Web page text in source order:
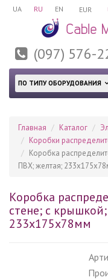
UA RU EN EUR
(097) 576-
ПО ТИПУ ОБОРУДОВАНИЯ
Главная Каталог
Коробки
Коробка
ПВХ; желтая;
Коробка
стене; с
233х175х78мм